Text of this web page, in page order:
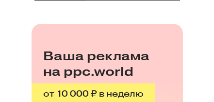
Ваша реклама
на ppc.world
от 10 000 ₽ в неделю